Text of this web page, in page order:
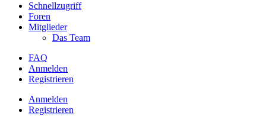
Schnellzugriff
Foren
Mitglieder
Das Team
FAQ
Anmelden
Registrieren
Anmelden
Registrieren